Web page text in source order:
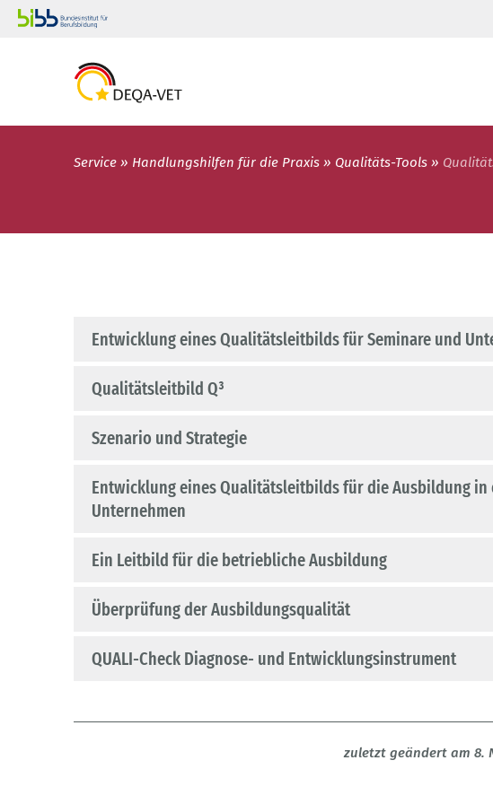
Service Handlungshilfen für die Praxis Qualitäts-Tools
Entwicklung eines Qualitätsleitbilds für Seminare und
Qualitätsleitbild Q³
Szenario und Strategie
Entwicklung eines Qualitätsleitbilds für die Ausbildung
Unternehmen
Ein Leitbild für die betriebliche Ausbildung
Überprüfung der Ausbildungsqualität
QUALI-Check Diagnose- und Entwicklungsinstrument
zuletzt geändert am 8.